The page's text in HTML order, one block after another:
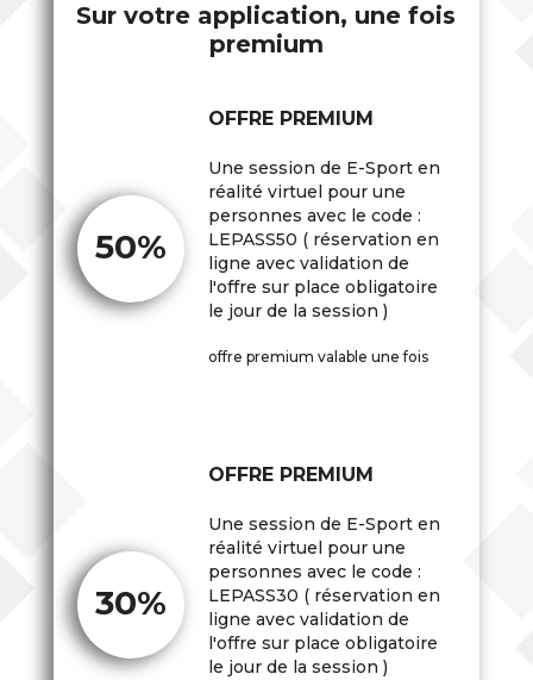
Sur votre application, une fois
premium
50%
OFFRE PREMIUM
Une session de E-Sport en
réalité virtuel pour une
personnes avec le code :
LEPASS50 ( réservation en
ligne avec validation de
l'offre sur place obligatoire
le jour de la session )
offre premium valable une fois
30%
OFFRE PREMIUM
Une session de E-Sport en
réalité virtuel pour une
personnes avec le code :
LEPASS30 ( réservation en
ligne avec validation de
l'offre sur place obligatoire
le jour de la session )